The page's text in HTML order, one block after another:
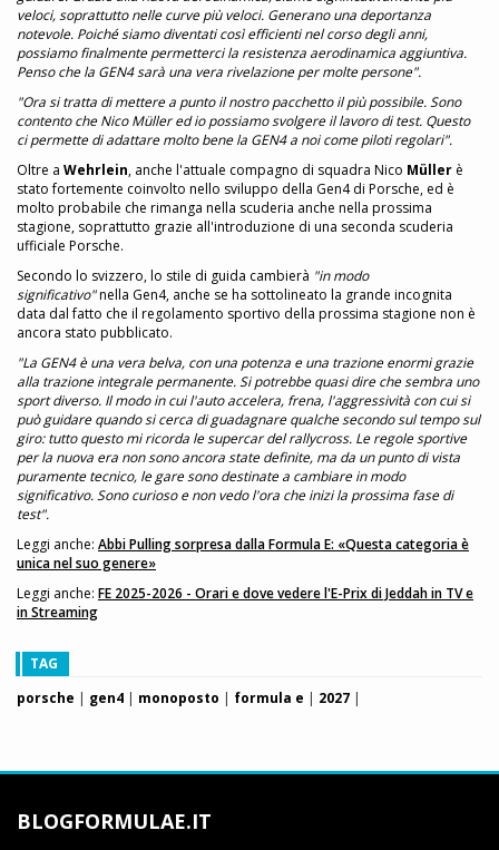
veloci, soprattutto nelle curve più veloci. Generano una deportanza
notevole. Poiché siamo diventati così efficienti nel corso degli anni,
possiamo finalmente permetterci la resistenza aerodinamica aggiuntiva.
Penso che la GEN4 sarà una vera rivelazione per molte persone".
"Ora si tratta di mettere a punto il nostro pacchetto il più possibile. Sono
contento che Nico Müller ed io possiamo svolgere il lavoro di test. Questo
ci permette di adattare molto bene la GEN4 a noi come piloti regolari".
Oltre a Wehrlein, anche l'attuale compagno di squadra Nico Müller è
stato fortemente coinvolto nello sviluppo della Gen4 di Porsche, ed è
molto probabile che rimanga nella scuderia anche nella prossima
stagione, soprattutto grazie all'introduzione di una seconda scuderia
ufficiale Porsche.
Secondo lo svizzero, lo stile di guida cambierà "in modo
significativo"nella Gen4, anche se ha sottolineato la grande incognita
data dal fatto che il regolamento sportivo della prossima stagione non è
ancora stato pubblicato.
"La GEN4 è una vera belva, con una potenza e una trazione enormi grazie
alla trazione integrale permanente. Si potrebbe quasi dire che sembra uno
sport diverso. Il modo in cui l'auto accelera, frena, l'aggressività con cui si
può guidare quando si cerca di guadagnare qualche secondo sul tempo sul
giro: tutto questo mi ricorda le supercar del rallycross. Le regole sportive
per la nuova era non sono ancora state definite, ma da un punto di vista
puramente tecnico, le gare sono destinate a cambiare in modo
significativo. Sono curioso e non vedo l'ora che inizi la prossima fase di
test".
Leggi anche: Abbi Pulling sorpresa dalla Formula E: «Questa categoria è
unica nel suo genere»
Leggi anche: FE 2025-2026 - Orari e dove vedere l'E-Prix di Jeddah in TV e
in Streaming
TAG
porsche | gen4 | monoposto | formula e | 2027 |
BLOGFORMULAE.IT